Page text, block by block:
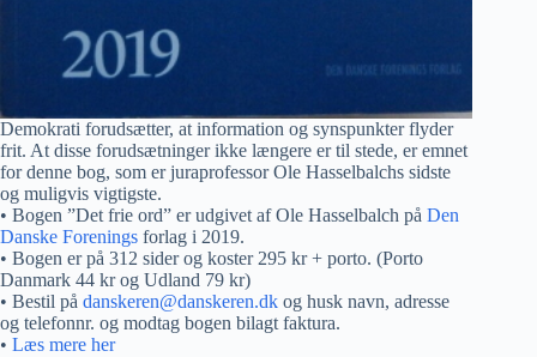
Demokrati forudsætter, at information og synspunkter flyder
frit. At disse forudsætninger ikke længere er til stede, er emnet
for denne bog, som er juraprofessor Ole Hasselbalchs sidste
og muligvis vigtigste.
• Bogen ”Det frie ord” er udgivet af Ole Hasselbalch på Den
Danske Forenings forlag i 2019.
• Bogen er på 312 sider og koster 295 kr + porto. (Porto
Danmark 44 kr og Udland 79 kr)
• Bestil på danskeren@danskeren.dk og husk navn, adresse
og telefonnr. og modtag bogen bilagt faktura.
• Læs mere her